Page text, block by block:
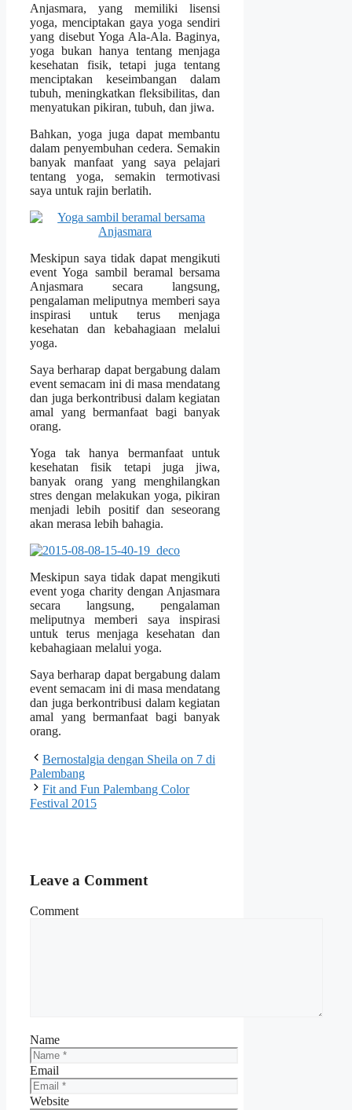
Anjasmara, yang memiliki lisensi
yoga, menciptakan gaya yoga sendiri
yang disebut Yoga Ala-Ala. Baginya,
yoga bukan hanya tentang menjaga
kesehatan fisik, tetapi juga tentang
menciptakan keseimbangan dalam
tubuh, meningkatkan fleksibilitas, dan
menyatukan pikiran, tubuh, dan jiwa.
Bahkan, yoga juga dapat membantu
dalam penyembuhan cedera. Semakin
banyak manfaat yang saya pelajari
tentang yoga, semakin termotivasi
saya untuk rajin berlatih.
Meskipun saya tidak dapat mengikuti
event Yoga sambil beramal bersama
Anjasmara secara langsung,
pengalaman meliputnya memberi saya
inspirasi untuk terus menjaga
kesehatan dan kebahagiaan melalui
yoga.
Saya berharap dapat bergabung dalam
event semacam ini di masa mendatang
dan juga berkontribusi dalam kegiatan
amal yang bermanfaat bagi banyak
orang.
Yoga tak hanya bermanfaat untuk
kesehatan fisik tetapi juga jiwa,
banyak orang yang menghilangkan
stres dengan melakukan yoga, pikiran
menjadi lebih positif dan seseorang
akan merasa lebih bahagia.
Meskipun saya tidak dapat mengikuti
event yoga charity dengan Anjasmara
secara langsung, pengalaman
meliputnya memberi saya inspirasi
untuk terus menjaga kesehatan dan
kebahagiaan melalui yoga.
Saya berharap dapat bergabung dalam
event semacam ini di masa mendatang
dan juga berkontribusi dalam kegiatan
amal yang bermanfaat bagi banyak
orang.
Bernostalgia dengan Sheila on 7 di
Palembang
Fit and Fun Palembang Color
Festival 2015
Leave a Comment
Comment
Name
Email
Website